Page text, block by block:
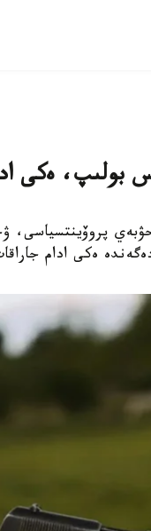
بولىپ، ەكى
ەكى ادام